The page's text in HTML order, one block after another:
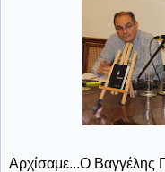
Αρχίσαμε...Ο Βαγγέλης